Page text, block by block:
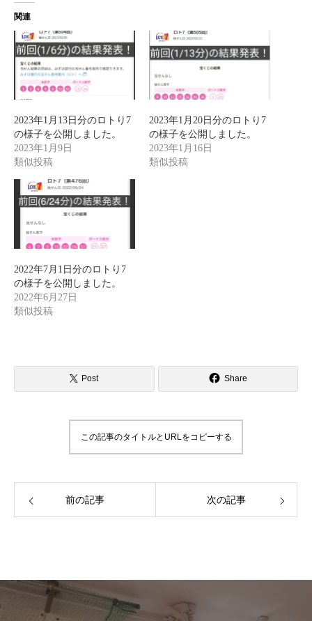
関連
2023年1月13日分のロトり7
の様子を公開しました。
2023年1月9日
類似投稿
2023年1月20日分のロトり7
の様子を公開しました。
2023年1月16日
類似投稿
2022年7月1日分のロトり7
の様子を公開しました。
2022年6月27日
類似投稿
Post Share
この記事のタイトルとURLをコピーする
前の記事 次の記事